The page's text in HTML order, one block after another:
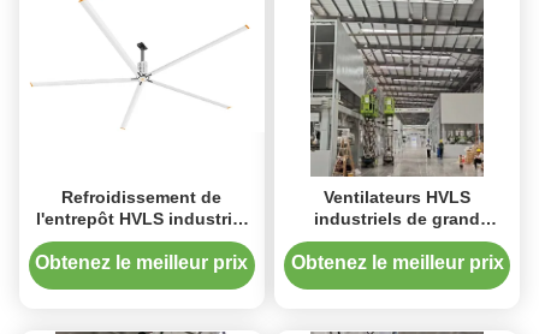
Refroidissement de
l'entrepôt HVLS industriel
Réducteur de ventilateur
de plafond Grande
Obtenez le meilleur prix
Ventilateurs HVLS
industriels de grand
diamètre /
surdimensionnés de la
série PMSM de 24 pieds 1,5
Obtenez le meilleur prix